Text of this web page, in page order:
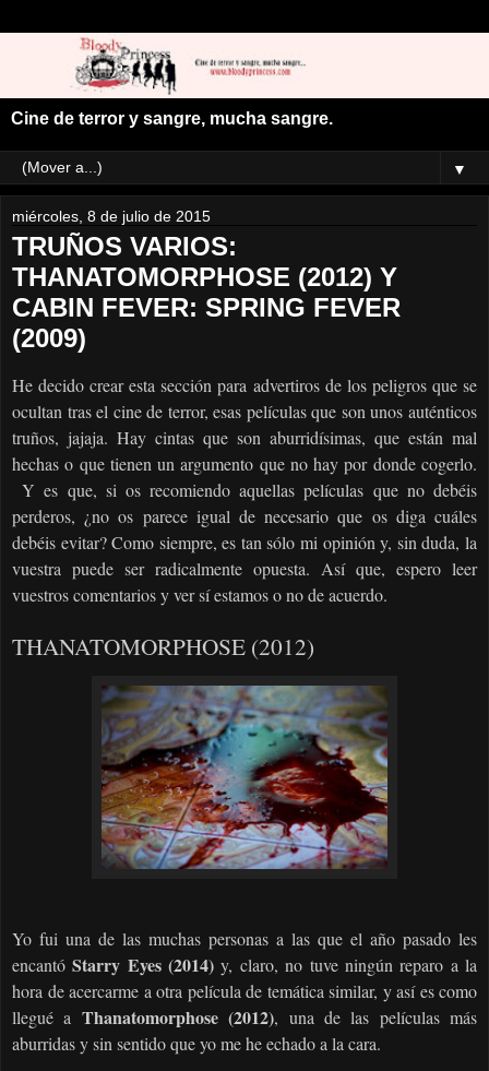
Cine de terror y sangre, mucha sangre.
▼
miércoles, 8 de julio de 2015
TRUÑOS VARIOS:
THANATOMORPHOSE (2012) Y
CABIN FEVER: SPRING FEVER
(2009)
He decido crear esta sección para advertiros de los peligros que se
ocultan tras el cine de terror, esas películas que son unos auténticos
truños, jajaja. Hay cintas que son aburridísimas, que están mal
hechas o que tienen un argumento que no hay por donde cogerlo.
Y es que, si os recomiendo aquellas películas que no debéis
perderos, ¿no os parece igual de necesario que os diga cuáles
debéis evitar? Como siempre, es tan sólo mi opinión y, sin duda, la
vuestra puede ser radicalmente opuesta. Así que, espero leer
vuestros comentarios y ver sí estamos o no de acuerdo.
THANATOMORPHOSE (2012)
Yo fui una de las muchas personas a las que el año pasado les
encantóStarry Eyes (2014) y, claro, no tuve ningún reparo a la
hora de acercarme a otra película de temática similar, y así es como
llegué a Thanatomorphose (2012), una de las películas más
aburridas y sin sentido que yo me he echado a la cara.